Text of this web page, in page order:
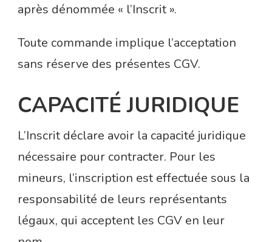
après dénommée « l’Inscrit ».
Toute commande implique l’acceptation
sans réserve des présentes CGV.
CAPACITÉ JURIDIQUE
L’Inscrit déclare avoir la capacité juridique
nécessaire pour contracter. Pour les
mineurs, l’inscription est effectuée sous la
responsabilité de leurs représentants
légaux, qui acceptent les CGV en leur